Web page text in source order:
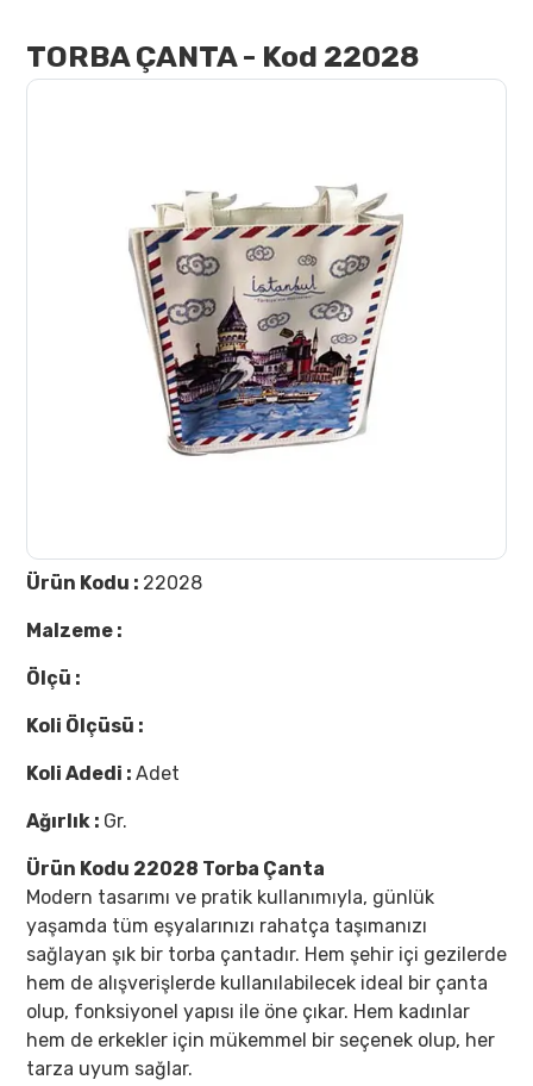
İletişim
TORBA ÇANTA - Kod 22028
Ürün Kodu : 22028
Malzeme :
Ölçü :
Koli Ölçüsü :
Koli Adedi : Adet
Ağırlık : Gr.
Ürün Kodu 22028 Torba Çanta
Modern tasarımı ve pratik kullanımıyla, günlük
yaşamda tüm eşyalarınızı rahatça taşımanızı
sağlayan şık bir torba çantadır. Hem şehir içi gezilerde
hem de alışverişlerde kullanılabilecek ideal bir çanta
olup, fonksiyonel yapısı ile öne çıkar. Hem kadınlar
hem de erkekler için mükemmel bir seçenek olup, her
tarza uyum sağlar.